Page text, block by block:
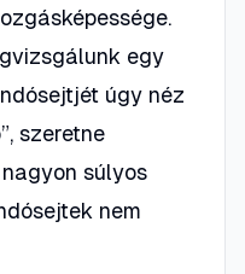
egy
úgy néz
szeretne
súlyos
nem